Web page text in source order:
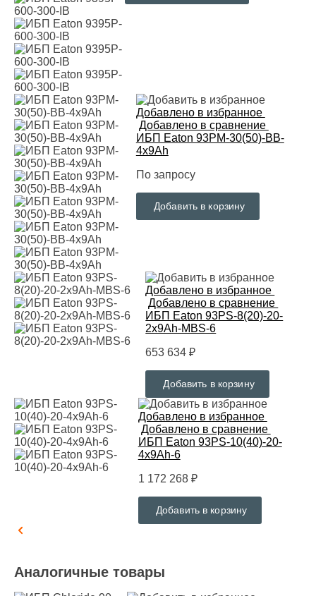
Добавлено в избранное
Добавлено в сравнение
ИБП Eaton 93PM-30(50)-BB-
4x9Ah
По запросу
Добавить в корзину
Добавлено в избранное
Добавлено в сравнение
ИБП Eaton 93PS-8(20)-20-
2x9Ah-MBS-6
653 634 ₽
Добавить в корзину
Добавлено в избранное
Добавлено в сравнение
ИБП Eaton 93PS-10(40)-20-
4x9Ah-6
1 172 268 ₽
Добавить в корзину
Аналогичные товары